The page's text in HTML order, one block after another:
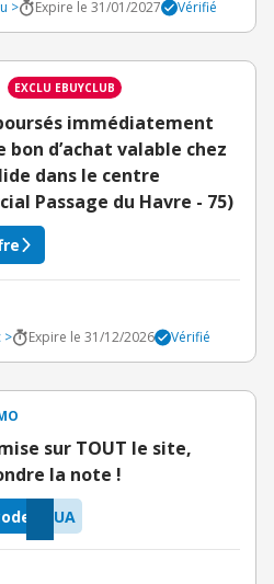
> Expire le 31/01/2027 Vérifié
EXCLU EBUYCLUB
immédiatement
bon d’achat valable chez
dans le centre
Passage du Havre - 75)
>
Expire le 31/12/2026 Vérifié
sur TOUT le site,
la note !
DUA